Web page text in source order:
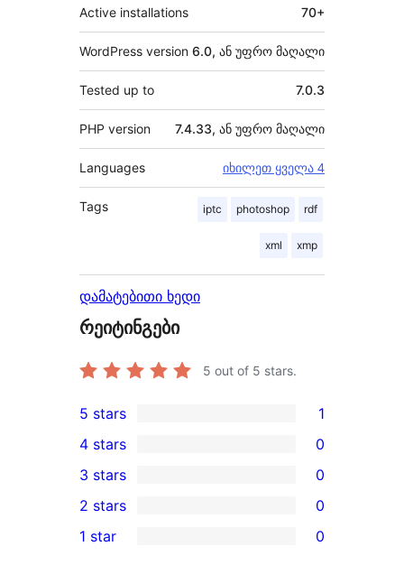
Active installations 70+
WordPress version 6.0, ან უფრო მაღალი
Tested up to 7.0.3
PHP version 7.4.33, ან უფრო მაღალი
Languages იხილეთ ყველა 4
Tags iptc photoshop rdf
xml xmp
დამატებითი ხედი
რეიტინგები
5 out of 5 stars.
1
5-
star
review
5 stars 1
4-
star
reviews
4 stars 0
0
3-
star
3 stars 0
2-
2 stars 0
1 star 0